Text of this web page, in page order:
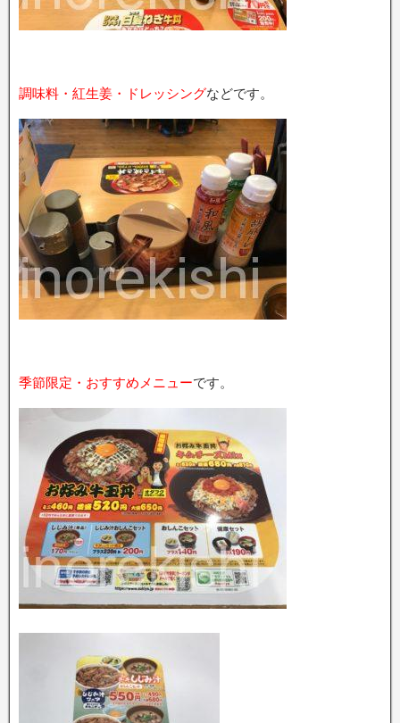
調味料・紅生姜・ドレッシングなどです。
季節限定・おすすめメニューです。